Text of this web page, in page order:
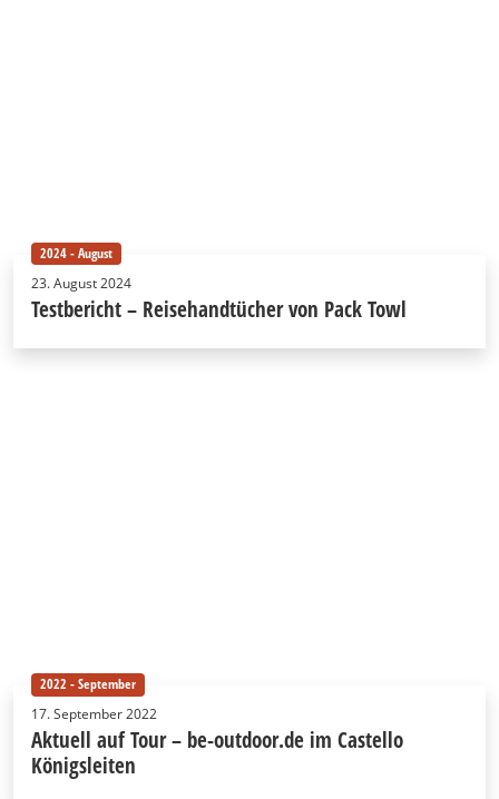
2024 - August
23. August 2024
Testbericht – Reisehandtücher von Pack Towl
2022 - September
17. September 2022
Aktuell auf Tour – be-outdoor.de im Castello
Königsleiten